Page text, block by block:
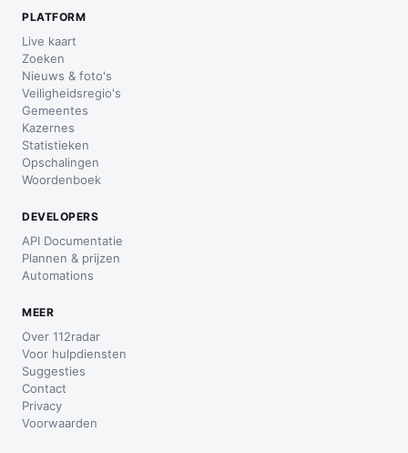
PLATFORM
Live kaart
Zoeken
Nieuws & foto's
Veiligheidsregio's
Gemeentes
Kazernes
Statistieken
Opschalingen
Woordenboek
DEVELOPERS
API Documentatie
Plannen & prijzen
Automations
MEER
Over 112radar
Voor hulpdiensten
Suggesties
Contact
Privacy
Voorwaarden